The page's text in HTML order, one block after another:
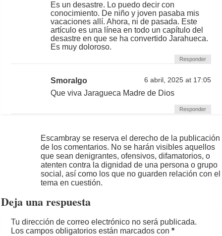
Es un desastre. Lo puedo decir con
conocimiento. De niño y joven pasaba mis
vacaciones allí. Ahora, ni de pasada. Este
artículo es una línea en todo un capítulo del
desastre en que se ha convertido Jarahueca.
Es muy doloroso.
Responder
Smoralgo 6 abril, 2025 at 17:05
Que viva Jaragueca Madre de Dios
Responder
Escambray se reserva el derecho de la publicación
de los comentarios. No se harán visibles aquellos
que sean denigrantes, ofensivos, difamatorios, o
atenten contra la dignidad de una persona o grupo
social, así como los que no guarden relación con el
tema en cuestión.
Deja una respuesta
Tu dirección de correo electrónico no será publicada.
Los campos obligatorios están marcados con*